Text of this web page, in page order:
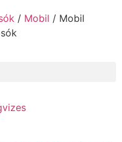
/ Mobil / Mobil